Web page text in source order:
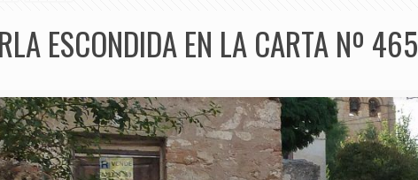
ESCONDIDA EN LA CARTA Nº 465